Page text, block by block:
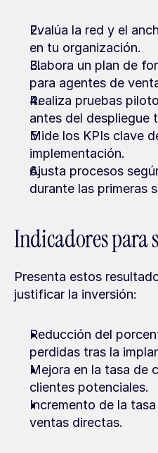
Evalúa la red y el
en tu organización.
Elabora un plan de
para agentes de
Realiza pruebas
antes del despliegue
Mide los KPIs clave
implementación.
Ajusta procesos
durante las primeras
Indicadores para
Presenta estos
justificar la inversión:
Reducción del
perdidas tras la
Mejora en la tasa de
clientes potenciales.
Incremento de la
ventas directas.